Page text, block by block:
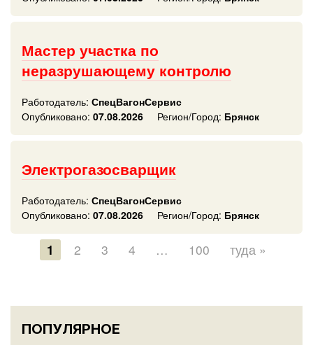
Мастер участка по
неразрушающему контролю
Работодатель: СпецВагонСервис
Опубликовано: 07.08.2026 Регион/Город: Брянск
Электрогазосварщик
Работодатель: СпецВагонСервис
Опубликовано: 07.08.2026 Регион/Город: Брянск
1 2 3 4 … 100 туда »
ПОПУЛЯРНОЕ